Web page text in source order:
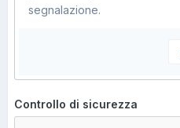
segnalazione.
Controllo di sicurezza